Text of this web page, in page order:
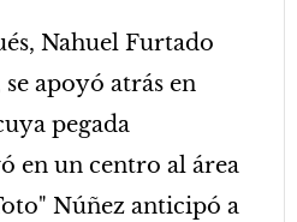
Nahuel Furtado
apoyó atrás en
pegada
en un centro al área
Núñez anticipó a